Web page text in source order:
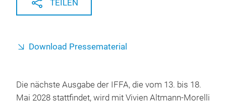
TEILEN
Download Pressematerial
Die nächste Ausgabe der IFFA, die vom 13. bis 18.
Mai 2028 stattfindet, wird mit Vivien Altmann-Morelli